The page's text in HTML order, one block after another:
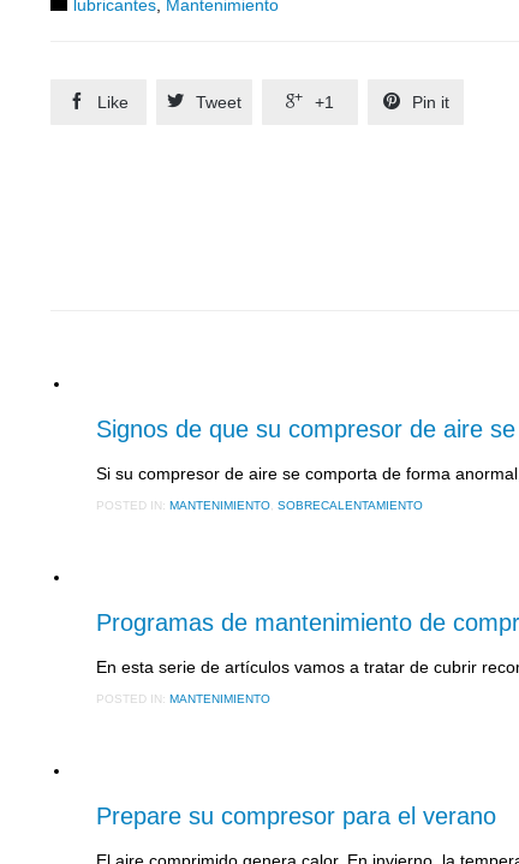
lubricantes, Mantenimiento
 Like  Tweet  +1  Pin it
Signos de que su compresor de aire
Si su compresor de aire se comporta de forma
POSTED IN: MANTENIMIENTO,SOBRECALENTAMIENTO
Programas de mantenimiento de
En esta serie de artículos vamos a tratar de cubrir
POSTED IN: MANTENIMIENTO
Prepare su compresor para el verano